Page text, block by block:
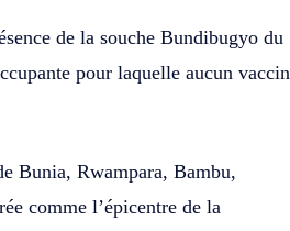
de la souche Bundibugyo du
pour laquelle aucun vaccin
Bunia, Rwampara, Bambu,
comme l’épicentre de la